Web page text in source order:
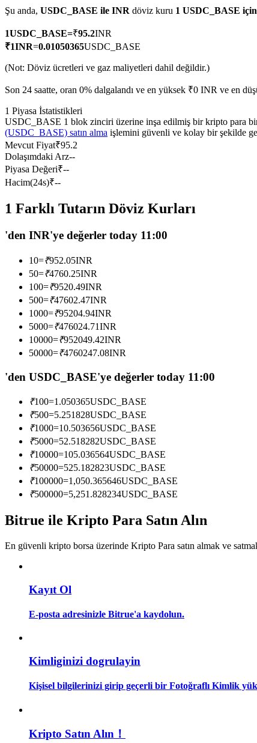
Kripto Para Vadeli İşlemleri
Hisse senetleri, döviz, değerli metaller ve emtia türevleri
Kopya Ticaret
Kopya Tüccarı Olun
Şu anda, USDC_BASE ile INR döviz kuru 1 USDC_BASE
1USDC_BASE=₹95.2INR
₹1INR=0.01050365USDC_BASE
(Not: Döviz ücretleri ve gaz maliyetleri dahil değildir.)
Son 24 saatte, oran 0% dalgalandı ve en yüksek ₹0 INR ve en
1 Piyasa İstatistikleri
USDC_BASE 1 blok zinciri üzerine inşa edilmiş bir kripto para
(USDC_BASE) satın alma işlemini güvenli ve kolay bir şekilde
Mevcut Fiyat₹95.2
Dolaşımdaki Arz--
Piyasa Değeri₹--
Hacim(24s)₹--
1 Farklı Tutarın Döviz Kurları
'den INR'ye değerler today 11:00
10=₹952.05INR
50=₹4760.25INR
100=₹9520.49INR
500=₹47602.47INR
1000=₹95204.94INR
5000=₹476024.71INR
10000=₹952049.42INR
50000=₹4760247.08INR
'den USDC_BASE'ye değerler today 11:00
₹100=1.050365USDC_BASE
₹500=5.251828USDC_BASE
₹1000=10.503656USDC_BASE
₹5000=52.518282USDC_BASE
₹10000=105.036564USDC_BASE
₹50000=525.182823USDC_BASE
₹100000=1,050.365646USDC_BASE
₹500000=5,251.828234USDC_BASE
Bitrue ile Kripto Para Satın Alın
En güvenli kripto borsa üzerinde Kripto Para satın almak ve
Kayıt Ol
E-posta adresinizle Bitrue'a kaydolun.
Kimliginizi dogrulayin
Kişisel bilgilerinizi girip geçerli bir Fotoğraflı Kimlik
Kripto Satın Alın！